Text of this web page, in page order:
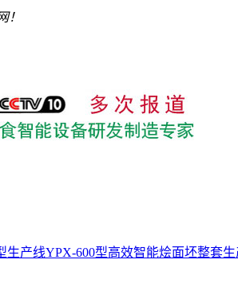
！
生产线YPX-600型高效智能烩面坯整套